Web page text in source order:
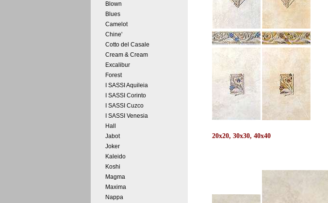
Blown
Blues
Camelot
Chine'
Cotto del Casale
Cream & Cream
Excalibur
Forest
I SASSI Aquileia
I SASSI Corinto
I SASSI Cuzco
I SASSI Venesia
Hall
Jabot
Joker
Kaleido
Koshi
Magma
Maxima
Nappa
20x20, 30x30, 40x40